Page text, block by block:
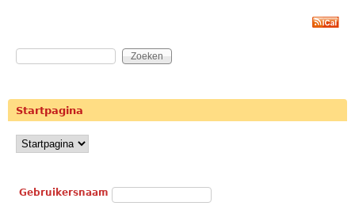
Zoekveld
Zoeken
Startpagina
Gebruikerslogin
Gebruikersnaam